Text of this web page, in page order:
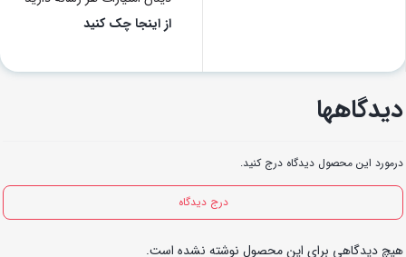
از اینجا چک کنید
دیدگاهها
درمورد این محصول دیدگاه درج کنید.
درج دیدگاه
هیچ دیدگاهی برای این محصول نوشته نشده است.